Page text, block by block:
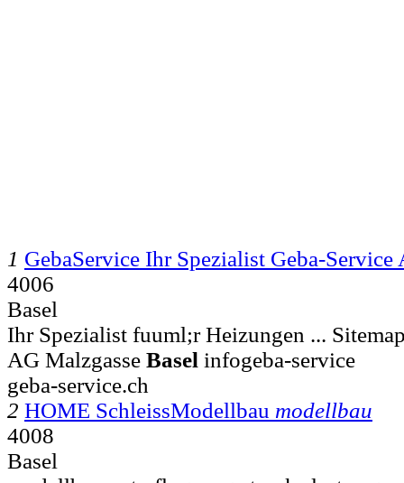
1 GebaService Ihr Spezialist Geba-Service
4006
Basel
Ihr Spezialist fuuml;r Heizungen ...
AG Malzgasse Basel infogeba-service
geba-service.ch
2 HOME SchleissModellbau modellbau
4008
Basel